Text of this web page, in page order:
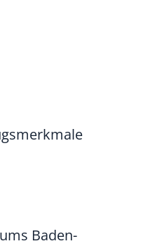
Baden-